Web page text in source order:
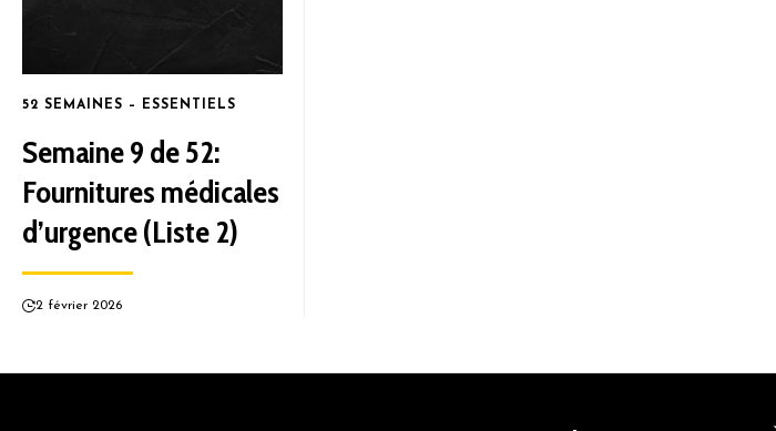
52 SEMAINES – ESSENTIELS
Semaine 9 de 52:
Fournitures médicales
d’urgence (Liste 2)
2 février 2026